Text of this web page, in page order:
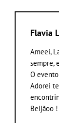
Flavia
Ameei,
sempre,
O
Adorei
Beijãoo !